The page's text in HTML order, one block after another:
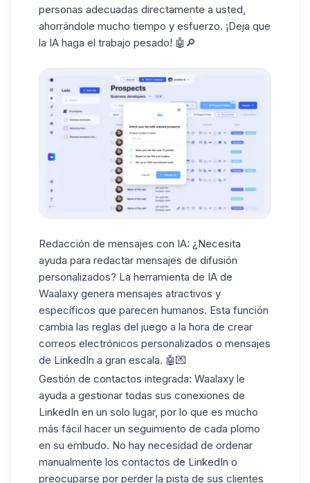
personas adecuadas directamente a usted,
ahorrándole mucho tiempo y esfuerzo. ¡Deja que
la IA haga el trabajo pesado! 🤖🔎
Redacción de mensajes con IA: ¿Necesita
ayuda para redactar mensajes de difusión
personalizados? La herramienta de IA de
Waalaxy genera mensajes atractivos y
específicos que parecen humanos. Esta función
cambia las reglas del juego a la hora de crear
correos electrónicos personalizados o mensajes
de LinkedIn a gran escala. 🤖💌
Gestión de contactos integrada: Waalaxy le
ayuda a gestionar todas sus conexiones de
LinkedIn en un solo lugar, por lo que es mucho
más fácil hacer un seguimiento de cada plomo
en su embudo. No hay necesidad de ordenar
manualmente los contactos de LinkedIn o
preocuparse por perder la pista de sus clientes